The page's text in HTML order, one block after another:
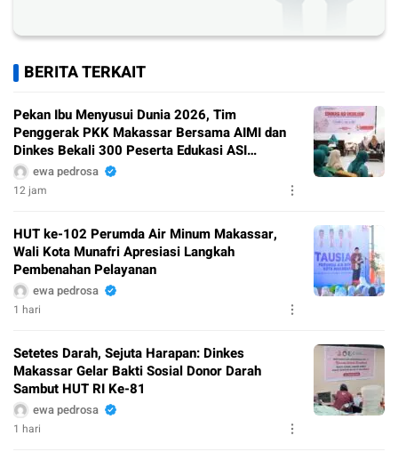
BERITA TERKAIT
Pekan Ibu Menyusui Dunia 2026, Tim
Penggerak PKK Makassar Bersama AIMI dan
Dinkes Bekali 300 Peserta Edukasi ASI
Eksklusif
ewa pedrosa
12 jam
HUT ke-102 Perumda Air Minum Makassar,
Wali Kota Munafri Apresiasi Langkah
Pembenahan Pelayanan
ewa pedrosa
1 hari
Setetes Darah, Sejuta Harapan: Dinkes
Makassar Gelar Bakti Sosial Donor Darah
Sambut HUT RI Ke-81
ewa pedrosa
1 hari